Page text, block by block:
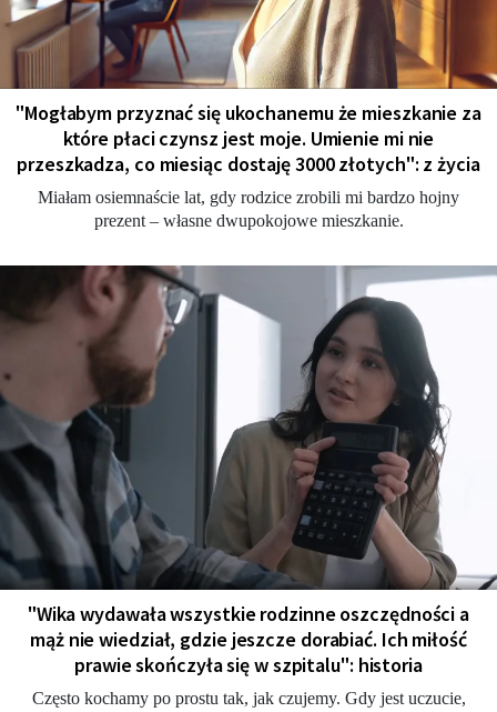
"Мogłabym przyznać się ukochanemu że mieszkanie za
które płaci czynsz jest moje. Umienie mi nie
przeszkadza, co miesiąc dostaję 3000 złotych": z życia
Miałam osiemnaście lat, gdy rodzice zrobili mi bardzo hojny
prezent – własne dwupokojowe mieszkanie.
"Wika wydawała wszystkie rodzinne oszczędności a
mąż nie wiedział, gdzie jeszcze dorabiać. Ich miłość
prawie skończyła się w szpitalu": historia
Często kochamy po prostu tak, jak czujemy. Gdy jest uczucie,